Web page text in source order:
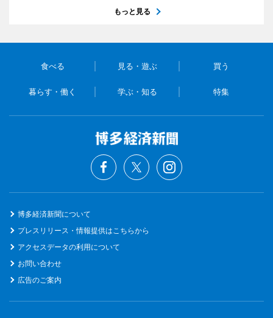
もっと見る
食べる 見る・遊ぶ 買う
暮らす・働く 学ぶ・知る 特集
博多経済新聞について
プレスリリース・情報提供はこちらから
アクセスデータの利用について
お問い合わせ
広告のご案内